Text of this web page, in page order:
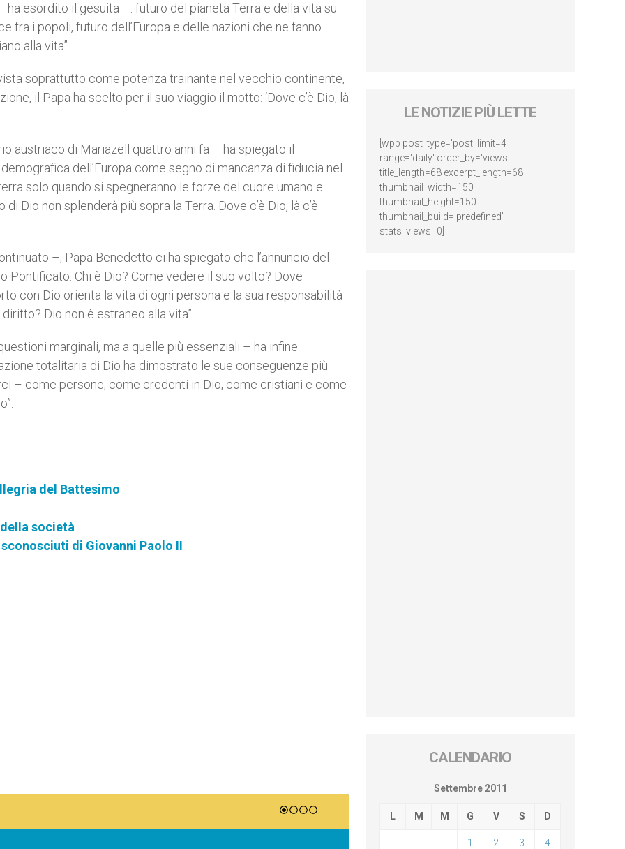
esordito il gesuita –: futuro del pianeta Terra e della vita su
fra i popoli, futuro dell’Europa e delle nazioni che ne fanno
alla vita”.
soprattutto come potenza trainante nel vecchio continente,
il Papa ha scelto per il suo viaggio il motto: ‘Dove c’è Dio, là
austriaco di Mariazell quattro anni fa – ha spiegato il
dell’Europa come segno di mancanza di fiducia nel
solo quando si spegneranno le forze del cuore umano e
Dio non splenderà più sopra la Terra. Dove c’è Dio, là c’è
–, Papa Benedetto ci ha spiegato che l’annuncio del
Chi è Dio? Come vedere il suo volto? Dove
con Dio orienta la vita di ogni persona e la sua responsabilità
Dio non è estraneo alla vita”.
marginali, ma a quelle più essenziali – ha infine
totalitaria di Dio ha dimostrato le sue conseguenze più
– come persone, come credenti in Dio, come cristiani e come
del Battesimo
società
di Giovanni Paolo II
LE NOTIZIE PIÙ LETTE
[wpp post_type='post' limit=4
range='daily' order_by='views'
title_length=68 excerpt_length=68
thumbnail_width=150
thumbnail_height=150
thumbnail_build='predefined'
stats_views=0]
CALENDARIO
Settembre 2011
L M M G V S D
1 2 3 4